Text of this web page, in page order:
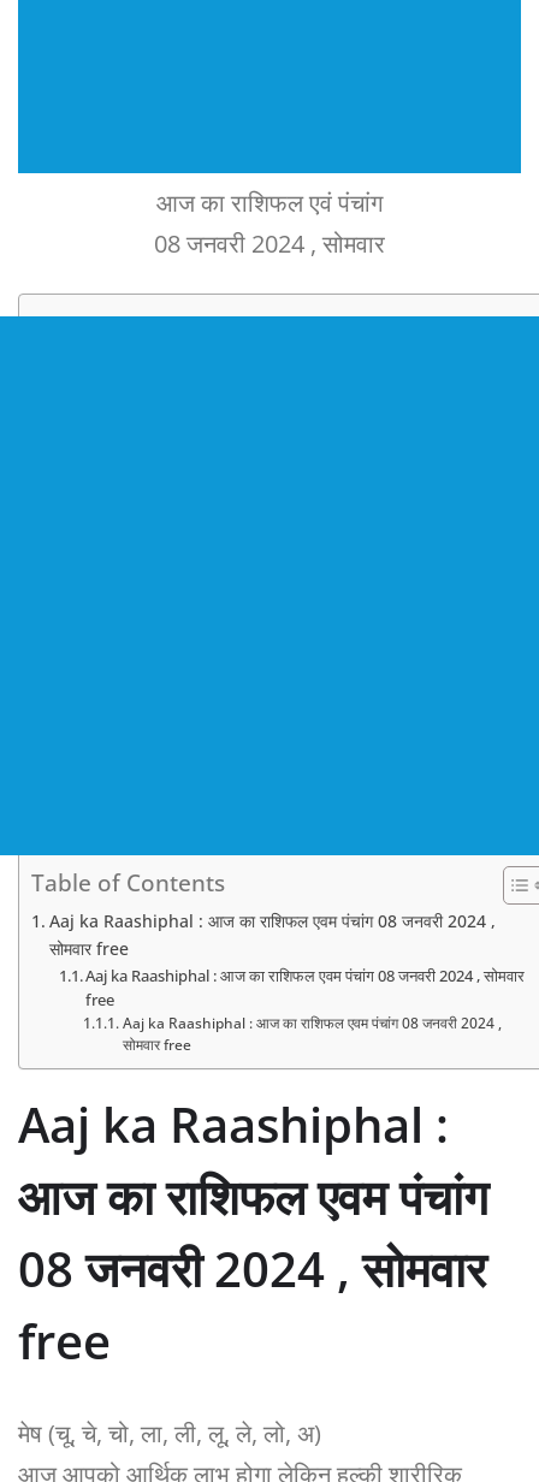
आज का राशिफल एवं पंचांग
08 जनवरी 2024 , सोमवार
Table of Contents
Aaj ka Raashiphal : आज का राशिफल एवम पंचांग 08 जनवरी 2024 ,
सोमवार free
Aaj ka Raashiphal : आज का राशिफल एवम पंचांग 08 जनवरी 2024 , सोमवार
free
Aaj ka Raashiphal : आज का राशिफल एवम पंचांग 08 जनवरी 2024 ,
सोमवार free
Aaj ka Raashiphal :
आज का राशिफल एवम पंचांग
08 जनवरी 2024 , सोमवार
free
मेष (चू, चे, चो, ला, ली, लू, ले, लो, अ)
आज आपको आर्थिक लाभ होगा लेकिन हल्की शारीरिक